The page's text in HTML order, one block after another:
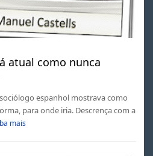
atual como nunca
espanhol mostrava como
para onde iria. Descrença com a
mais